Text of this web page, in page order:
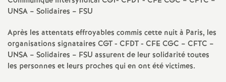
n
s
UNSA – Solidaires – FSU
Après les attentats effroyables commis cette nuit à Paris, les
organisations signataires CGT - CFDT - CFE CGC – CFTC –
UNSA – Solidaires – FSU assurent de leur solidarité toutes
les personnes et leurs proches qui en ont été victimes.